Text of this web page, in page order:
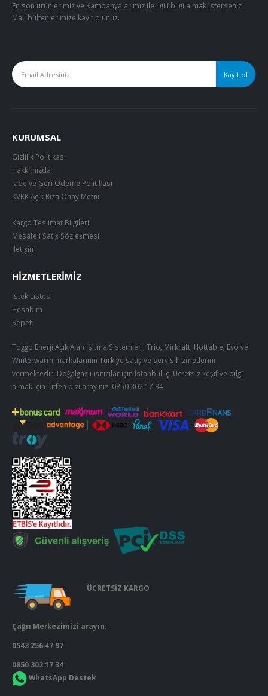
En son ürünlerimiz ve Kampanyalarımız ile ilgili bilgi almak isterseniz
Mail bültenlerimize kayıt olunuz.
KURUMSAL
Gizlilik Politikası
Hakkımızda
İade ve Geri Ödeme Politikası
KVKK Açık Rıza Onay Metni
Kargo Teslimat Bilgileri
Mesafeli Satış Sözleşmesi
İletişim
HIZMETLERIMIZ
İstek Listesi
Hesabım
Sepet
Toggo Enerji Açık Alan Isıtma Sistemleri; Trio, Mirkraft, Hottable, Evo ve
Winterwarm markalarının Türkiye satış ve servis hizmetlerini
vermektedir. Doğalgazlı ısıtıcılar için İstanbul içi Ücretsiz keşif ve bilgi
almak için lütfen bizi arayınız. 0850 302 17 34
ÜCRETSİZ KARGO
Çağrı Merkezimizi arayın:
0543 256 47 97
0850 302 17 34
WhatsApp Destek